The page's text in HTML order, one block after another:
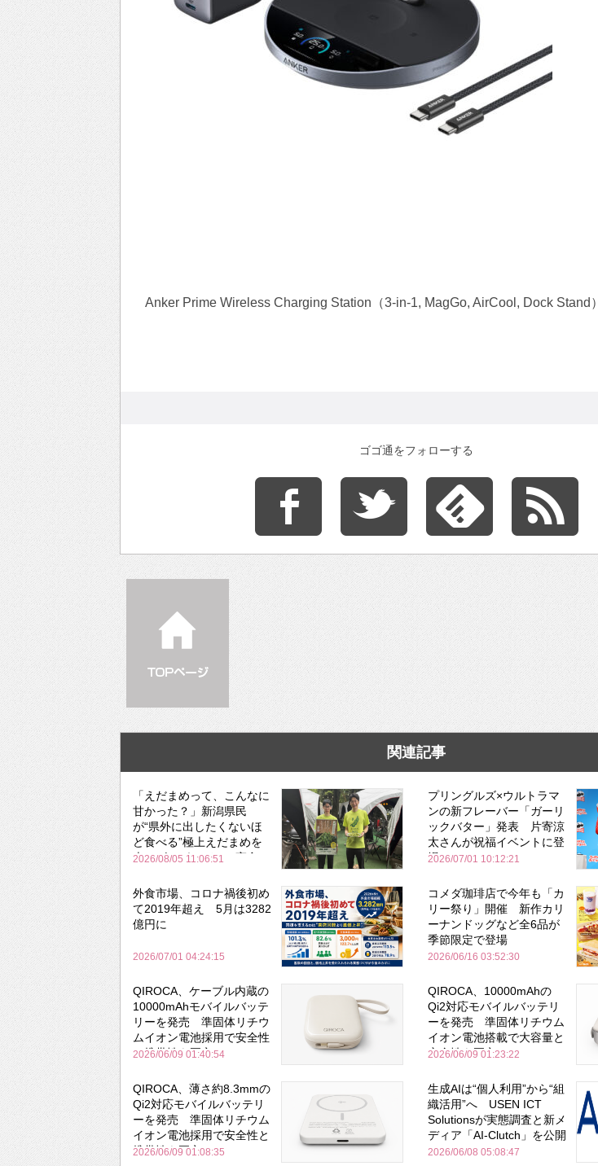
Anker Prime Wireless Charging Station（3-in-1, MagGo, AirCool, Dock Stand）
ゴゴ通をフォローする
関連記事
「えだまめって、こんなに
甘かった？」新潟県民
が“県外に出したくないほ
ど食べる”極上えだまめを
森のビアガーデンで実食
2026/08/05 11:06:51
プリングルズ×ウルトラマ
ンの新フレーバー「ガーリ
ックバター」発表 片寄涼
太さんが祝福イベントに登
場
2026/07/01 10:12:21
外食市場、コロナ禍後初め
て2019年超え 5月は3282
億円に
2026/07/01 04:24:15
コメダ珈琲店で今年も「カ
リー祭り」開催 新作カリ
ーナンドッグなど全6品が
季節限定で登場
2026/06/16 03:52:30
QIROCA、ケーブル内蔵の
10000mAhモバイルバッテ
リーを発売 準固体リチウ
ムイオン電池採用で安全性
と携帯性を両立
2026/06/09 01:40:54
QIROCA、10000mAhの
Qi2対応モバイルバッテリ
ーを発売 準固体リチウム
イオン電池搭載で大容量と
安全性を両立
2026/06/09 01:23:22
QIROCA、薄さ約8.3mmの
Qi2対応モバイルバッテリ
ーを発売 準固体リチウム
イオン電池採用で安全性と
携帯性を両立
2026/06/09 01:08:35
生成AIは“個人利用”から“組
織活用”へ USEN ICT
Solutionsが実態調査と新メ
ディア「AI-Clutch」を公開
2026/06/08 05:08:47